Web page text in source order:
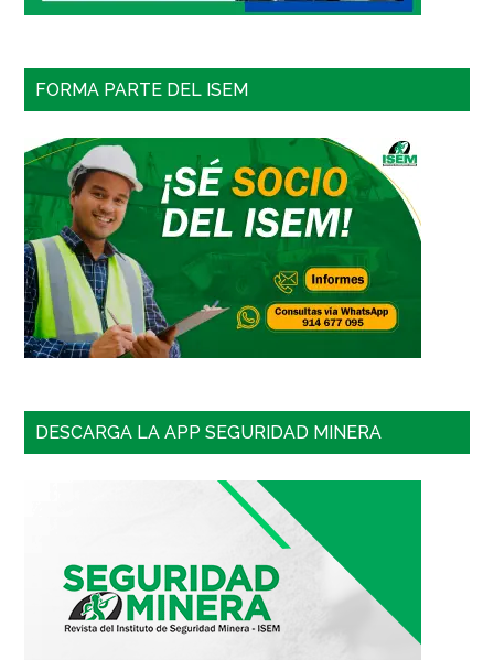
FORMA PARTE DEL ISEM
DESCARGA LA APP SEGURIDAD MINERA